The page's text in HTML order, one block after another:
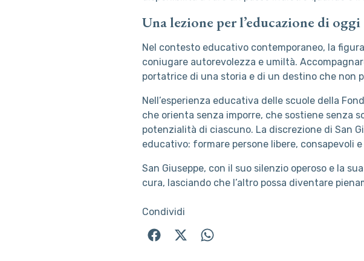
Una lezione per l’educazione di oggi
Nel contesto educativo contemporaneo, la
coniugare autorevolezza e umiltà.
portatrice di una storia e di un destino che non
Nell’esperienza educativa delle scuole della
che orienta senza imporre, che sostiene senza
potenzialità di ciascuno. La discrezione di San
educativo: formare persone libere, consapevoli
San Giuseppe, con il suo silenzio operoso e la
cura, lasciando che l’altro possa diventare
Condividi